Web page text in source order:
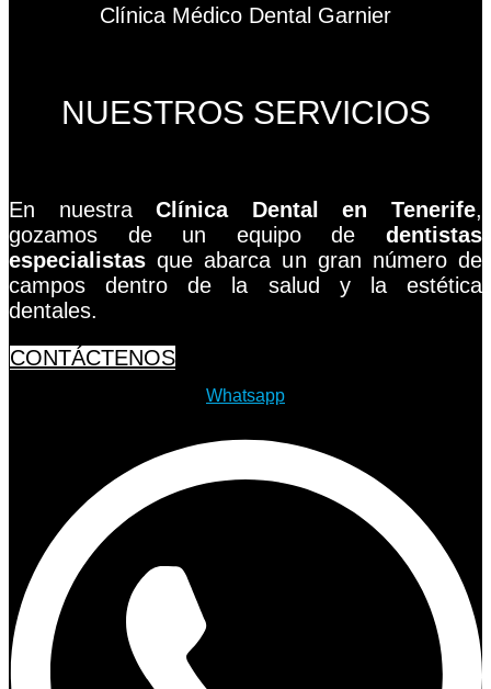
Clínica Médico Dental Garnier
NUESTROS SERVICIOS
En nuestraClínica Dental en Tenerife,
gozamos de un equipo de dentistas
especialistas que abarca un gran número de
campos dentro de la salud y la estética
dentales.
CONTÁCTENOS
Whatsapp